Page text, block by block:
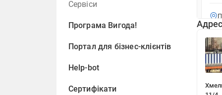
Сервіси
Програма Вигода!
Портал для бізнес-клієнтів
Help-bot
Сертифікати